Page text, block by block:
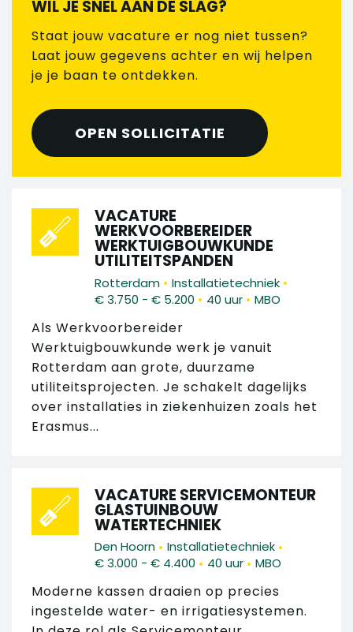
WIL JE SNEL AAN DE SLAG?
Staat jouw vacature er nog niet tussen?
Laat jouw gegevens achter en wij helpen
je je baan te ontdekken.
OPEN SOLLICITATIE
VACATURE
WERKVOORBEREIDER
WERKTUIGBOUWKUNDE
UTILITEITSPANDEN
Rotterdam • Installatietechniek •
€ 3.750 - € 5.200 • 40 uur • MBO
Als Werkvoorbereider
Werktuigbouwkunde werk je vanuit
Rotterdam aan grote, duurzame
utiliteitsprojecten. Je schakelt dagelijks
over installaties in ziekenhuizen zoals het
Erasmus...
VACATURE SERVICEMONTEUR
GLASTUINBOUW
WATERTECHNIEK
Den Hoorn • Installatietechniek •
€ 3.000 - € 4.400 • 40 uur • MBO
Moderne kassen draaien op precies
ingestelde water- en irrigatiesystemen.